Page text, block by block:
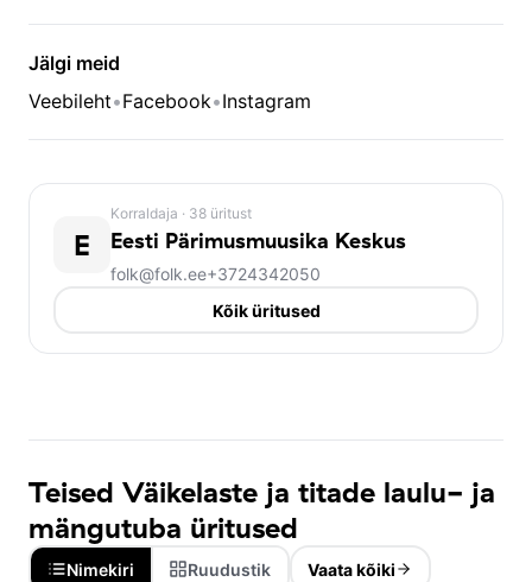
Jälgi meid
Veebileht•Facebook•Instagram
E
Korraldaja · 38 üritust
Eesti Pärimusmuusika Keskus
folk@folk.ee+3724342050
Kõik üritused
Teised Väikelaste ja titade laulu- ja
mängutuba üritused
Nimekiri Ruudustik Vaata kõiki